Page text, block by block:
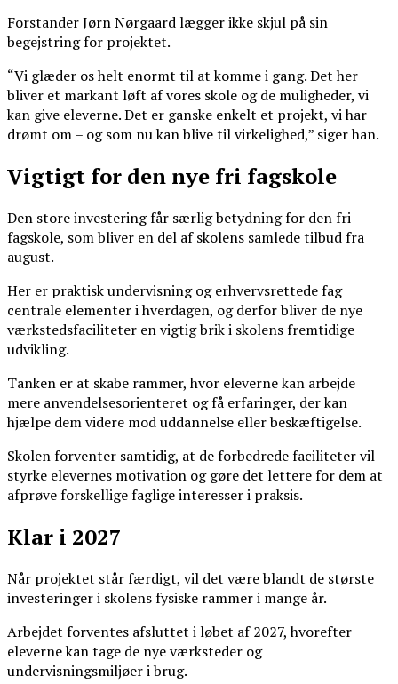
Forstander Jørn Nørgaard lægger ikke skjul på sin
begejstring for projektet.
“Vi glæder os helt enormt til at komme i gang. Det her
bliver et markant løft af vores skole og de muligheder, vi
kan give eleverne. Det er ganske enkelt et projekt, vi har
drømt om – og som nu kan blive til virkelighed,” siger han.
Vigtigt for den nye fri fagskole
Den store investering får særlig betydning for den fri
fagskole, som bliver en del af skolens samlede tilbud fra
august.
Her er praktisk undervisning og erhvervsrettede fag
centrale elementer i hverdagen, og derfor bliver de nye
værkstedsfaciliteter en vigtig brik i skolens fremtidige
udvikling.
Tanken er at skabe rammer, hvor eleverne kan arbejde
mere anvendelsesorienteret og få erfaringer, der kan
hjælpe dem videre mod uddannelse eller beskæftigelse.
Skolen forventer samtidig, at de forbedrede faciliteter vil
styrke elevernes motivation og gøre det lettere for dem at
afprøve forskellige faglige interesser i praksis.
Klar i 2027
Når projektet står færdigt, vil det være blandt de største
investeringer i skolens fysiske rammer i mange år.
Arbejdet forventes afsluttet i løbet af 2027, hvorefter
eleverne kan tage de nye værksteder og
undervisningsmiljøer i brug.